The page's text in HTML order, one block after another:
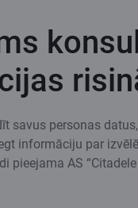
savus personas
informāciju par
pieejama AS “Citadele